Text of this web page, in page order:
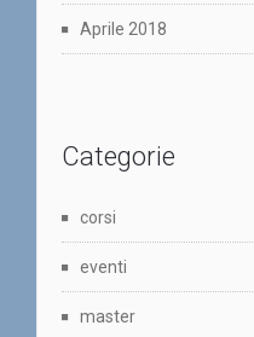
Aprile 2018
Categorie
corsi
eventi
master